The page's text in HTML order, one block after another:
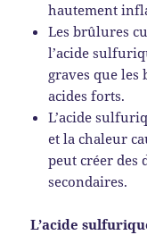
hautement
Les brûlures
l’acide
graves que les
acides forts.
L’acide
et la chaleur
peut créer des
secondaires.
L’acide